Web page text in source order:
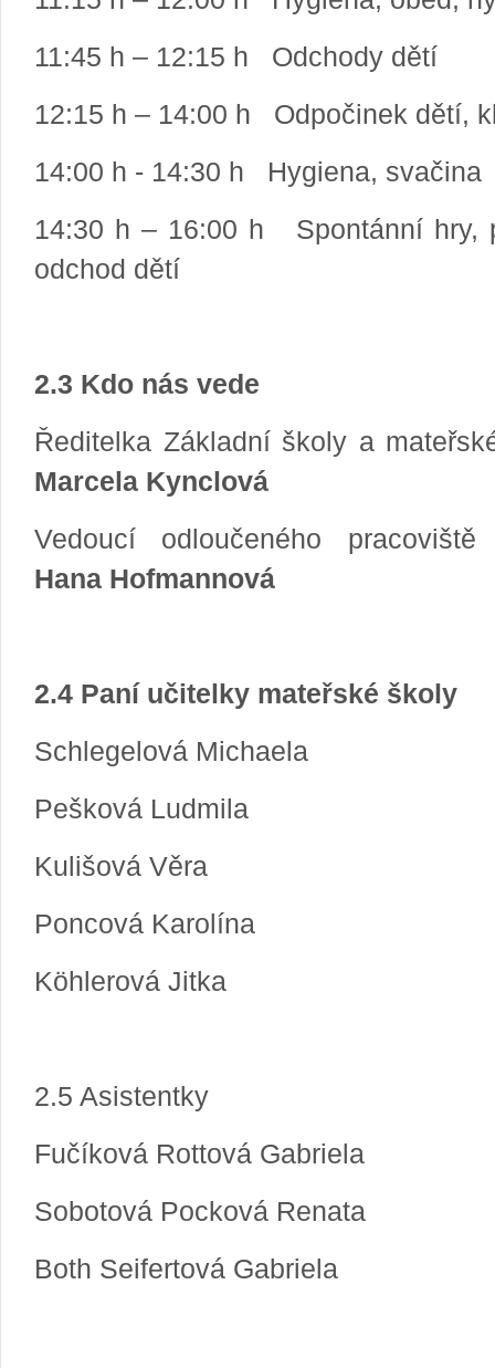
11:45 h – 12:15 h Odchody dětí
12:15 h – 14:00 h Odpočinek dětí,
14:00 h - 14:30 h Hygiena, svačina
14:30 h – 16:00 h Spontánní hry,
odchod dětí
2.3 Kdo nás vede
Ředitelka Základní školy a
Marcela Kynclová
Vedoucí odloučeného
Hana Hofmannová
2.4 Paní učitelky mateřské školy
Schlegelová Michaela
Pešková Ludmila
Kulišová Věra
Poncová Karolína
Köhlerová Jitka
2.5 Asistentky
Fučíková Rottová Gabriela
Sobotová Pocková Renata
Both Seifertová Gabriela